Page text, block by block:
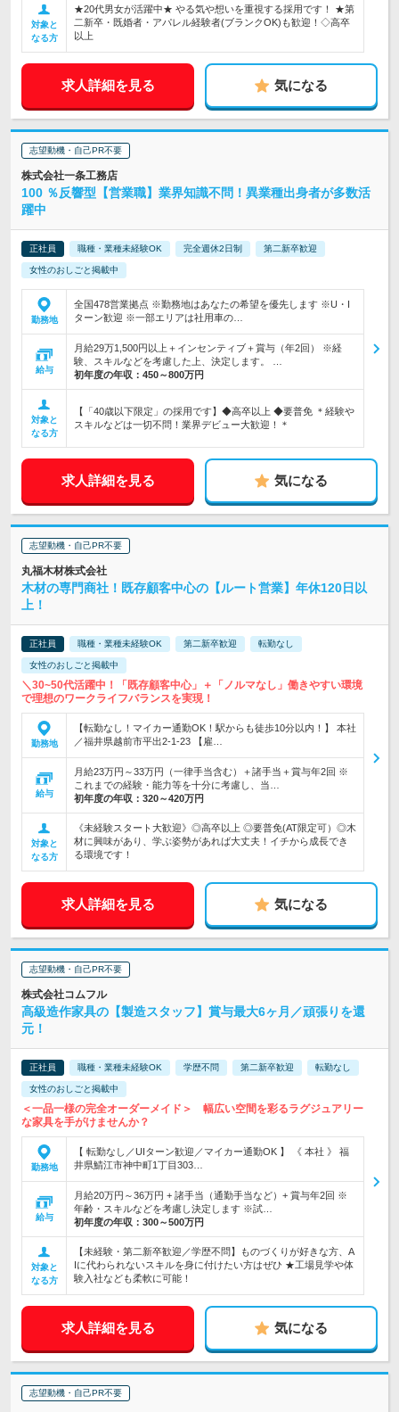
対象と
なる方
★20代男女が活躍中★ やる気や想いを重視する採用です！ ★第
二新卒・既婚者・アパレル経験者(ブランクOK)も歓迎！◇高卒
以上
求人詳細を見る 気になる
志望動機・自己PR不要
株式会社一条工務店
100 ％反響型【営業職】業界知識不問！異業種出身者が多数活
躍中
正社員 職種・業種未経験OK 完全週休2日制 第二新卒歓迎
女性のおしごと掲載中
勤務地
全国478営業拠点 ※勤務地はあなたの希望を優先します ※U・I
ターン歓迎 ※一部エリアは社用車の…
給与
月給29万1,500円以上＋インセンティブ＋賞与（年2回） ※経
験、スキルなどを考慮した上、決定します。 …
初年度の年収： 450～800万円
対象と
なる方
【「40歳以下限定」の採用です】◆高卒以上 ◆要普免 ＊経験や
スキルなどは一切不問！業界デビュー大歓迎！＊
求人詳細を見る 気になる
志望動機・自己PR不要
丸福木材株式会社
木材の専門商社！既存顧客中心の【ルート営業】年休120日以
上！
正社員 職種・業種未経験OK 第二新卒歓迎 転勤なし
女性のおしごと掲載中
＼30~50代活躍中！「既存顧客中心」＋「ノルマなし」働きやすい環境
で理想のワークライフバランスを実現！
勤務地
【転勤なし！マイカー通勤OK！駅からも徒歩10分以内！】 本社
／福井県越前市平出2-1-23 【雇…
給与
月給23万円～33万円（一律手当含む）＋諸手当＋賞与年2回 ※
これまでの経験・能力等を十分に考慮し、当…
初年度の年収： 320～420万円
対象と
なる方
《未経験スタート大歓迎》◎高卒以上 ◎要普免(AT限定可）◎木
材に興味があり、学ぶ姿勢があれば大丈夫！イチから成長でき
る環境です！
求人詳細を見る 気になる
志望動機・自己PR不要
株式会社コムフル
高級造作家具の【製造スタッフ】賞与最大6ヶ月／頑張りを還
元！
正社員 職種・業種未経験OK 学歴不問 第二新卒歓迎 転勤なし
女性のおしごと掲載中
＜一品一様の完全オーダーメイド＞ 幅広い空間を彩るラグジュアリー
な家具を手がけませんか？
勤務地
【 転勤なし／UIターン歓迎／マイカー通勤OK 】 《 本社 》 福
井県鯖江市神中町1丁目303…
給与
月給20万円～36万円 + 諸手当（通勤手当など）+ 賞与年2回 ※
年齢・スキルなどを考慮し決定します ※試…
初年度の年収： 300～500万円
対象と
なる方
【未経験・第二新卒歓迎／学歴不問】ものづくりが好きな方、A
Iに代わられないスキルを身に付けたい方はぜひ ★工場見学や体
験入社なども柔軟に可能！
求人詳細を見る 気になる
志望動機・自己PR不要